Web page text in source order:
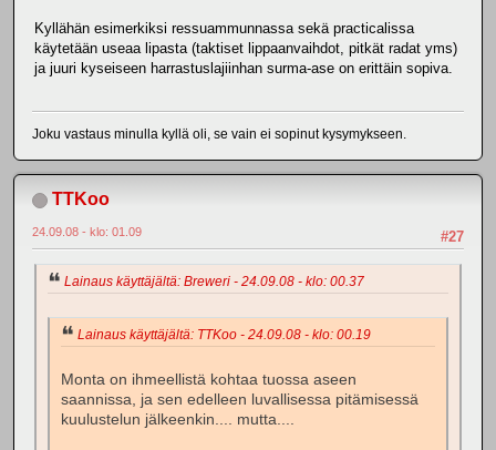
Kyllähän esimerkiksi ressuammunnassa sekä practicalissa
käytetään useaa lipasta (taktiset lippaanvaihdot, pitkät radat yms)
ja juuri kyseiseen harrastuslajiinhan surma-ase on erittäin sopiva.
Joku vastaus minulla kyllä oli, se vain ei sopinut kysymykseen.
TTKoo
#27
24.09.08 - klo: 01.09
Lainaus käyttäjältä: Breweri - 24.09.08 - klo: 00.37
Lainaus käyttäjältä: TTKoo - 24.09.08 - klo: 00.19
Monta on ihmeellistä kohtaa tuossa aseen
saannissa, ja sen edelleen luvallisessa pitämisessä
kuulustelun jälkeenkin.... mutta....